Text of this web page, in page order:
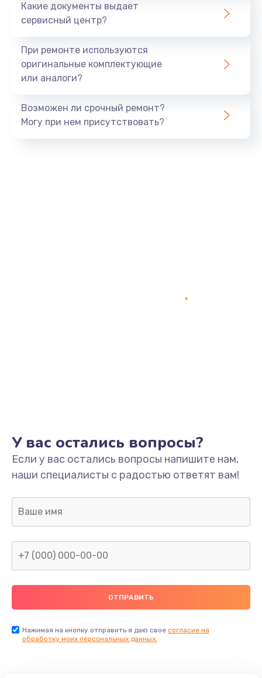
Какие документы выдает
сервисный центр?
При ремонте используются
оригинальные комплектующие
или аналоги?
Возможен ли срочный ремонт?
Могу при нем присутствовать?
У вас остались вопросы?
Если у вас остались вопросы напишите нам,
наши специалисты с радостью ответят вам!
Нажимая на кнопку отправить я даю свое согласие на
обработку моих персональных данных.